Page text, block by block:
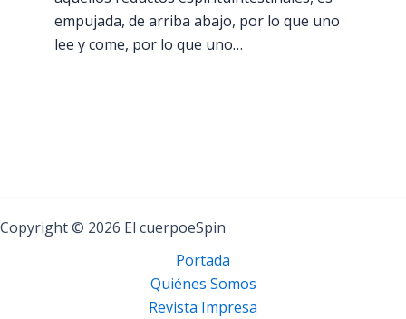
empujada, de arriba abajo, por lo que uno
lee y come, por lo que uno…
Copyright © 2026 El cuerpoeSpin
Portada
Quiénes Somos
Revista Impresa